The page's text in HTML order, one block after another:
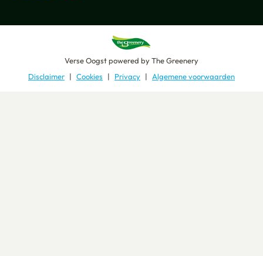
Verse Oogstpowered byThe Greenery
Disclaimer
Cookies Privacy Algemene voorwaarden